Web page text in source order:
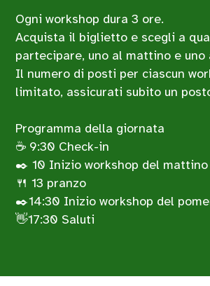
Ogni workshop dura 3 ore.
Acquista il biglietto e scegli a
partecipare, uno al mattino e uno
Il numero di posti per ciascun
limitato, assicurati subito un
Programma della giornata
☕ 9:30 Check-in
✒️ 10 Inizio workshop del mattino
🍴 13 pranzo
✒️14:30 Inizio workshop del
👋17:30 Saluti